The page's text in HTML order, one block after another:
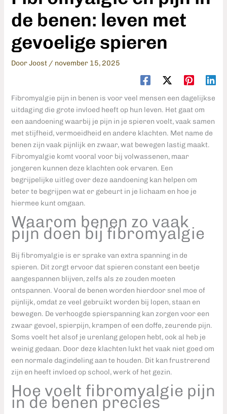
de benen: leven met
gevoelige spieren
DoorJoost / november 15, 2025
Fibromyalgie pijn in benen is voor veel mensen een dagelijkse
uitdaging die grote invloed heeft op hun leven. Het gaat om
een aandoening waarbij je pijn in je spieren voelt, vaak samen
met stijfheid, vermoeidheid en andere klachten. Met name de
benen zijn vaak pijnlijk en zwaar, wat bewegen lastig maakt.
Fibromyalgie komt vooral voor bij volwassenen, maar
jongeren kunnen deze klachten ook ervaren. Een
begrijpelijke uitleg over deze aandoening kan helpen om
beter te begrijpen wat er gebeurt in je lichaam en hoe je
hiermee kunt omgaan.
Waarom benen zo vaak
pijn doen bij fibromyalgie
Bij fibromyalgie is er sprake van extra spanning in de
spieren. Dit zorgt ervoor dat spieren constant een beetje
aangespannen blijven, zelfs als ze zouden moeten
ontspannen. Vooral de benen worden hierdoor snel moe of
pijnlijk, omdat ze veel gebruikt worden bij lopen, staan en
bewegen. De verhoogde spierspanning kan zorgen voor een
zwaar gevoel, spierpijn, krampen of een doffe, zeurende pijn.
Soms voelt het alsof je urenlang gelopen hebt, ook al heb je
weinig gedaan. Door deze klachten lukt het vaak niet goed om
een normale dagindeling aan te houden. Dit kan frustrerend
zijn en heeft invloed op school, werk of het gezin.
Hoe voelt fibromyalgie pijn
in de benen precies